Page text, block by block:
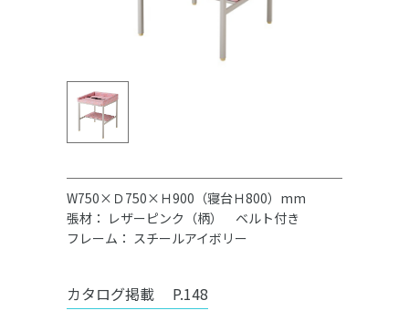
W750×Ｄ750×Ｈ900（寝台Ｈ800）mm
張材： レザーピンク（柄） ベルト付き
フレーム： スチールアイボリー
カタログ掲載 P.148